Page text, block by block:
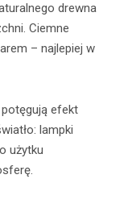
drewna
Ciemne
– najlepiej w
potęgują efekt
lampki
użytku